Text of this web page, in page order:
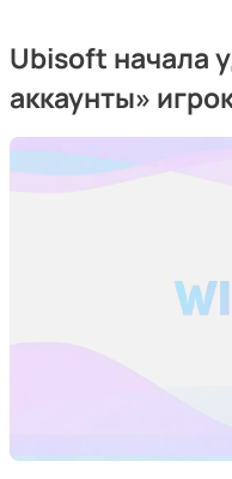
Ubisoft начала
аккаунты»